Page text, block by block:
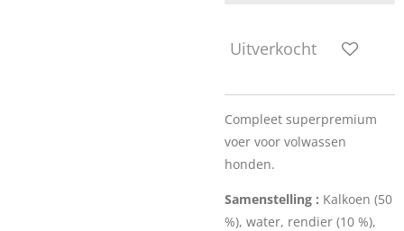
Uitverkocht
Compleet superpremium
voer voor volwassen
honden.
Samenstelling : Kalkoen (50
%), water, rendier (10 %),